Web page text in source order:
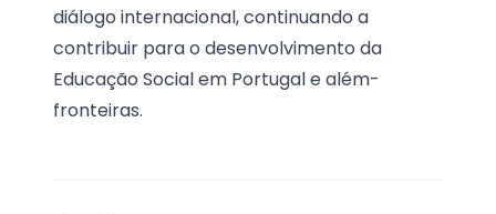
diálogo internacional, continuando a
contribuir para o desenvolvimento da
Educação Social em Portugal e além-
fronteiras.